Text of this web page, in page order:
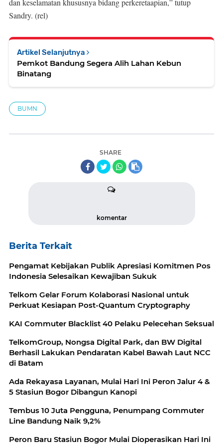
dan keselamatan khususnya bidang perkeretaapian,” tutup
Sandry. (rel)
Artikel Selanjutnya
Pemkot Bandung Segera Alih Lahan Kebun
Binatang
BUMN
SHARE
komentar
Berita Terkait
Pengamat Kebijakan Publik Apresiasi Komitmen Pos
Indonesia Selesaikan Kewajiban Sukuk
Telkom Gelar Forum Kolaborasi Nasional untuk
Perkuat Kesiapan Post-Quantum Cryptography
KAI Commuter Blacklist 40 Pelaku Pelecehan Seksual
TelkomGroup, Nongsa Digital Park, dan BW Digital
Berhasil Lakukan Pendaratan Kabel Bawah Laut NCC
di Batam
Ada Rekayasa Layanan, Mulai Hari Ini Peron Jalur 4 &
5 Stasiun Bogor Dibangun Kanopi
Tembus 10 Juta Pengguna, Penumpang Commuter
Line Bandung Naik 9,2%
Peron Baru Stasiun Bogor Mulai Dioperasikan Hari Ini